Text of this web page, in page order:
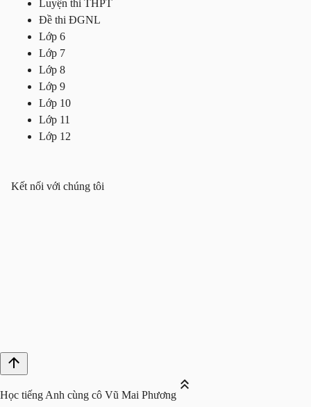
Luyện thi THPT
Đề thi ĐGNL
Lớp 6
Lớp 7
Lớp 8
Lớp 9
Lớp 10
Lớp 11
Lớp 12
Kết nối với chúng tôi
Học tiếng Anh cùng cô Vũ Mai Phương